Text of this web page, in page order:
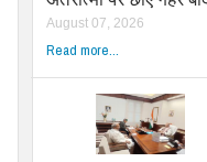
August 07, 2026
Read more...